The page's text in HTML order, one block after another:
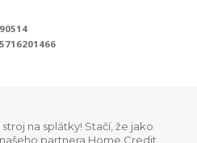
na splátky! Stačí, že jako
partnera Home Credit.